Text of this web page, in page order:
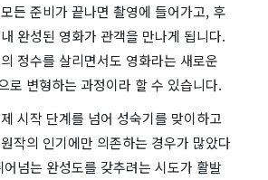
든 준비가 끝나면 촬영에 들어가고, 후
완성된 영화가 관객을 만나게 됩니다.
정수를 살리면서도 영화라는 새로운
로 변형하는 과정이라 할 수 있습니다.
시작 단계를 넘어 성숙기를 맞이하고
작의 인기에만 의존하는 경우가 많았다
넘는 완성도를 갖추려는 시도가 활발